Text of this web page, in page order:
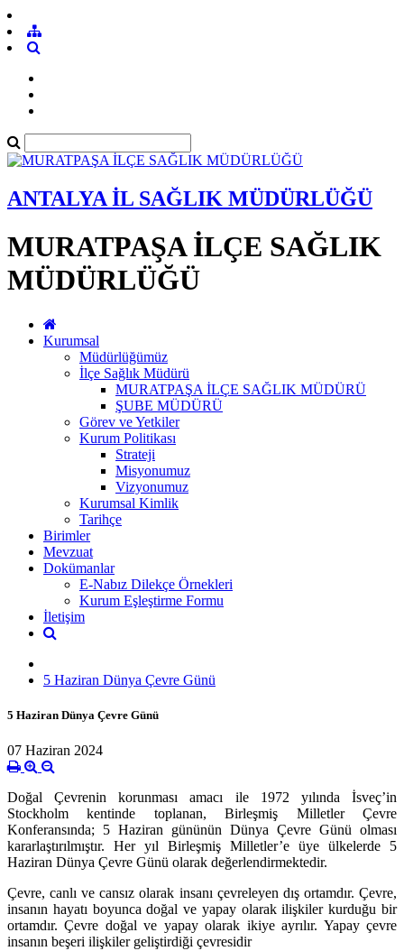
ANTALYA İL SAĞLIK MÜDÜRLÜĞÜ
MURATPAŞA İLÇE SAĞLIK
MÜDÜRLÜĞÜ
Kurumsal
Müdürlüğümüz
İlçe Sağlık Müdürü
MURATPAŞA İLÇE SAĞLIK MÜDÜRÜ
ŞUBE MÜDÜRÜ
Görev ve Yetkiler
Kurum Politikası
Strateji
Misyonumuz
Vizyonumuz
Kurumsal Kimlik
Tarihçe
Birimler
Mevzuat
Dokümanlar
E-Nabız Dilekçe Örnekleri
Kurum Eşleştirme Formu
İletişim
5 Haziran Dünya Çevre Günü
5 Haziran Dünya Çevre Günü
07 Haziran 2024
Doğal Çevrenin korunması amacı ile 1972 yılında İsveç’in
Stockholm kentinde toplanan, Birleşmiş Milletler Çevre
Konferansında; 5 Haziran gününün Dünya Çevre Günü olması
kararlaştırılmıştır. Her yıl Birleşmiş Milletler’e üye ülkelerde 5
Haziran Dünya Çevre Günü olarak değerlendirmektedir.
Çevre, canlı ve cansız olarak insanı çevreleyen dış ortamdır. Çevre,
insanın hayatı boyunca doğal ve yapay olarak ilişkiler kurduğu bir
ortamdır. Çevre doğal ve yapay olarak ikiye ayrılır. Yapay çevre
insanın beşeri ilişkiler geliştirdiği çevresidir